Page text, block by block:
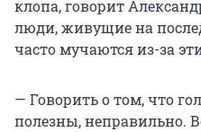
клопа, говорит
люди, живущие на
часто мучаются из-за
— Говорить о том, что
полезны, неправильно.